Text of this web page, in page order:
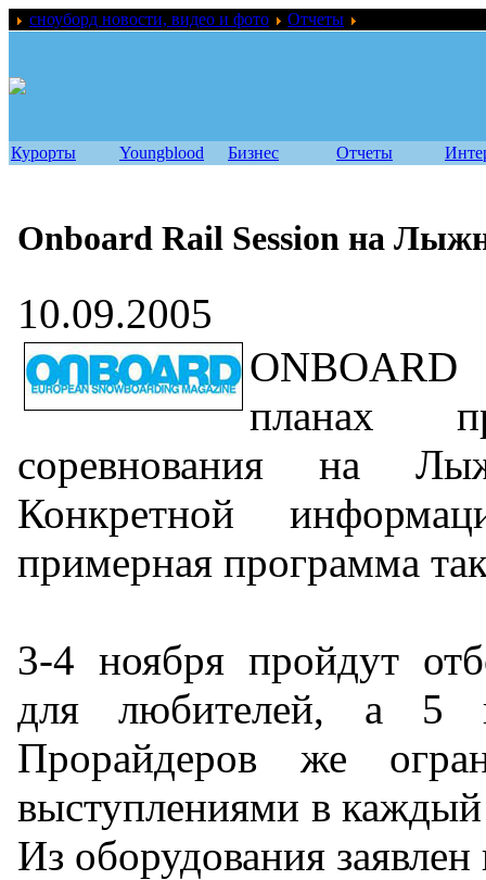
сноуборд новости, видео и фото Отчеты
Курорты Youngblood Бизнес Отчеты
Onboard Rail Session на
10.09.2005
ONBOARD
планах
соревнования на
Конкретной
примерная программа
3-4 ноября пройдут
для любителей, а 5
Прорайдеров же
выступлениями в
Из оборудования заявлен